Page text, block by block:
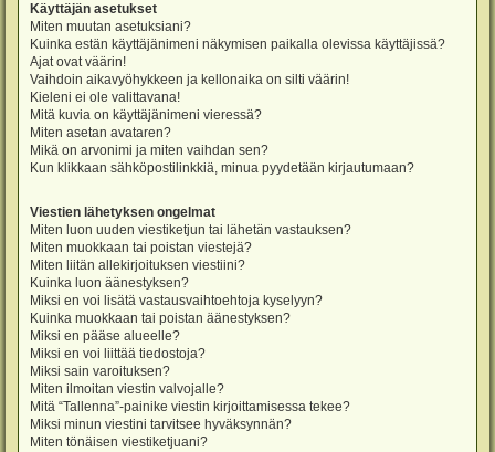
Käyttäjän asetukset
Miten muutan asetuksiani?
Kuinka estän käyttäjänimeni näkymisen paikalla olevissa käyttäjissä?
Ajat ovat väärin!
Vaihdoin aikavyöhykkeen ja kellonaika on silti väärin!
Kieleni ei ole valittavana!
Mitä kuvia on käyttäjänimeni vieressä?
Miten asetan avataren?
Mikä on arvonimi ja miten vaihdan sen?
Kun klikkaan sähköpostilinkkiä, minua pyydetään kirjautumaan?
Viestien lähetyksen ongelmat
Miten luon uuden viestiketjun tai lähetän vastauksen?
Miten muokkaan tai poistan viestejä?
Miten liitän allekirjoituksen viestiini?
Kuinka luon äänestyksen?
Miksi en voi lisätä vastausvaihtoehtoja kyselyyn?
Kuinka muokkaan tai poistan äänestyksen?
Miksi en pääse alueelle?
Miksi en voi liittää tiedostoja?
Miksi sain varoituksen?
Miten ilmoitan viestin valvojalle?
Mitä “Tallenna”-painike viestin kirjoittamisessa tekee?
Miksi minun viestini tarvitsee hyväksynnän?
Miten tönäisen viestiketjuani?